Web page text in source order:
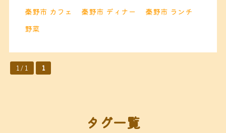
秦野市 カフェ
秦野市 ディナー
秦野市 ランチ
野菜
1 / 1 1
タグ一覧